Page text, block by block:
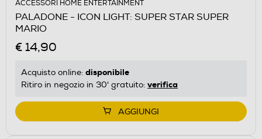
ACCESSORI HOME ENTERTAINMENT
PALADONE - ICON LIGHT: SUPER STAR SUPER
MARIO
€ 14,90
Acquisto online: disponibile
Ritiro in negozio in 30' gratuito: verifica
AGGIUNGI